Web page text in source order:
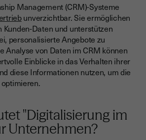
Management (CRM)-Systeme
unverzichtbar. Sie ermöglichen
Kunden-Daten und unterstützen
personalisierte Angebote zu
Analyse von Daten im CRM können
Einblicke in das Verhalten ihrer
diese Informationen nutzen, um die
"Digitalisierung im
Unternehmen?